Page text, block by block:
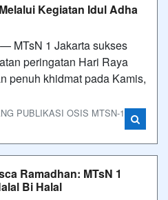
Kegiatan Idul Adha
MTsN 1 Jakarta sukses
peringatan Hari Raya
penuh khidmat pada Kamis,
PUBLIKASI OSIS MTSN-1
Ramadhan: MTsN 1
Bi Halal